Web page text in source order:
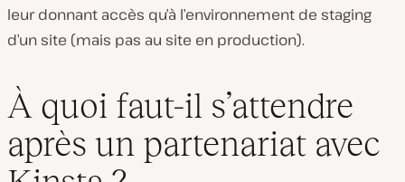
leur donnant accès qu’à l’environnement de staging
d’un site (mais pas au site en production).
À quoi faut-il s’attendre
après un partenariat avec